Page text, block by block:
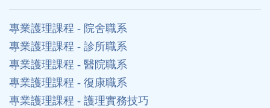
專業護理課程 - 院舍職系
專業護理課程 - 診所職系
專業護理課程 - 醫院職系
專業護理課程 - 復康職系
專業護理課程 - 護理實務技巧